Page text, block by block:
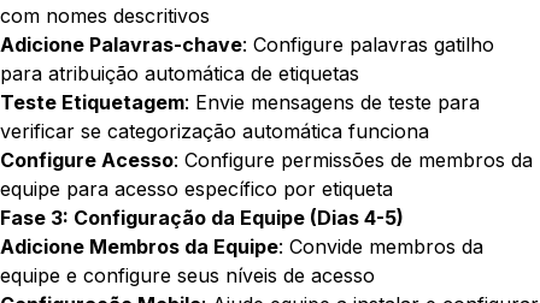
com nomes descritivos
Adicione Palavras-chave: Configure palavras gatilho
para atribuição automática de etiquetas
Teste Etiquetagem: Envie mensagens de teste para
verificar se categorização automática funciona
Configure Acesso: Configure permissões de membros da
equipe para acesso específico por etiqueta
Fase 3: Configuração da Equipe (Dias 4-5)
Adicione Membros da Equipe: Convide membros da
equipe e configure seus níveis de acesso